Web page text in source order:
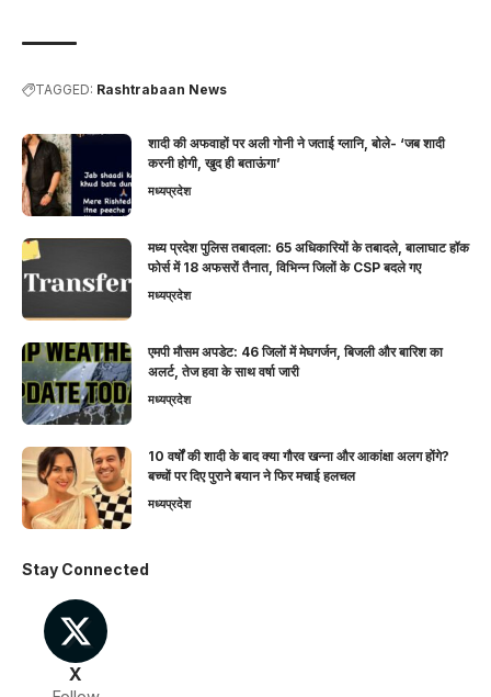
TAGGED: Rashtrabaan News
शादी की अफवाहों पर अली गोनी ने जताई ग्लानि, बोले- ‘जब शादी
करनी होगी, खुद ही बताऊंगा’
मध्यप्रदेश
मध्य प्रदेश पुलिस तबादला: 65 अधिकारियों के तबादले, बालाघाट हॉक
फोर्स में 18 अफसरों तैनात, विभिन्न जिलों के CSP बदले गए
मध्यप्रदेश
एमपी मौसम अपडेट: 46 जिलों में मेघगर्जन, बिजली और बारिश का
अलर्ट, तेज हवा के साथ वर्षा जारी
मध्यप्रदेश
10 वर्षों की शादी के बाद क्या गौरव खन्ना और आकांक्षा अलग होंगे?
बच्चों पर दिए पुराने बयान ने फिर मचाई हलचल
मध्यप्रदेश
Stay Connected
X